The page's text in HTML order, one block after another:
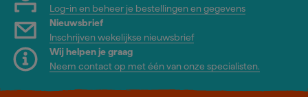
Log-in en beheer je bestellingen en gegevens
Nieuwsbrief
Inschrijven wekelijkse nieuwsbrief
Wij helpen je graag
Neem contact op met één van onze specialisten.